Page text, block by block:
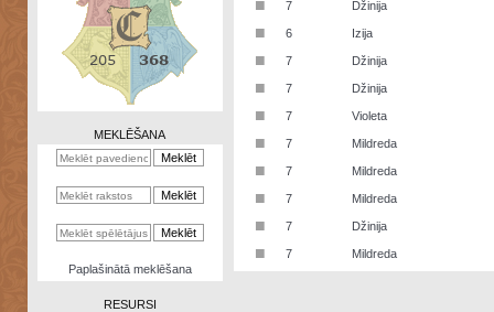
Zināšanu
kalkulators
Nomētātās
MEKLĒŠANA
Paplašinātā meklēšana
RESURSI
■ 7 Džinija
■ 6 Izija
■ 7 Džinija
■ 7 Džinija
■ 7 Violeta
■ 7 Mildreda
■ 7 Mildreda
■ 7 Mildreda
■ 7 Džinija
■ 7 Mildreda